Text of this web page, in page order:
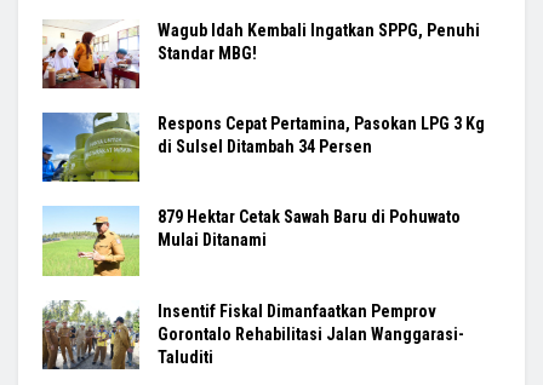
Wagub Idah Kembali Ingatkan SPPG, Penuhi
Standar MBG!
Respons Cepat Pertamina, Pasokan LPG 3 Kg
di Sulsel Ditambah 34 Persen
879 Hektar Cetak Sawah Baru di Pohuwato
Mulai Ditanami
Insentif Fiskal Dimanfaatkan Pemprov
Gorontalo Rehabilitasi Jalan Wanggarasi-
Taluditi